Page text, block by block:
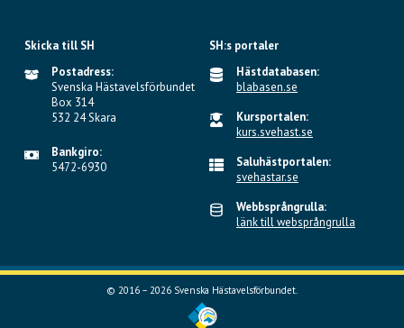
Skicka till SH
Postadress:
Svenska Hästavelsförbundet
Box 314
532 24 Skara
Bankgiro:
5472-6930
SH:s portaler
Hästdatabasen:
blabasen.se
Kursportalen:
kurs.svehast.se
Saluhästportalen:
svehastar.se
Webbsprångrulla:
länk till websprångrulla
© 2016 – 2026 Svenska Hästavelsförbundet.